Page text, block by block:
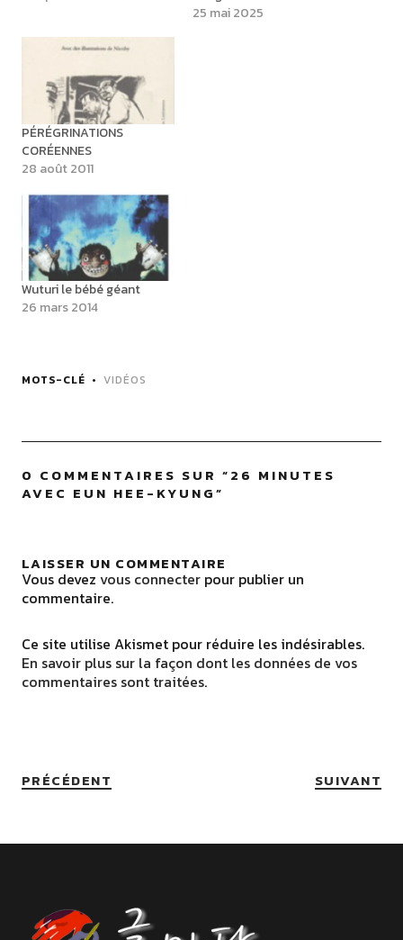
25 mai 2025
PÉRÉGRINATIONS
CORÉENNES
28 août 2011
Wuturi le bébé géant
26 mars 2014
MOTS-CLÉ VIDÉOS
0 COMMENTAIRES SUR “26 MINUTES
AVEC EUN HEE-KYUNG”
LAISSER UN COMMENTAIRE
Vous devez vous connecterpour publier un
commentaire.
Ce site utilise Akismet pour réduire les indésirables.
En savoir plus sur la façon dont les données de vos
commentaires sont traitées.
PRÉCÉDENT SUIVANT